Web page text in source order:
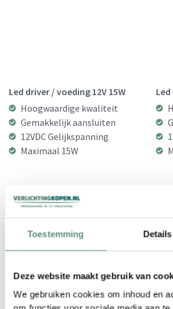
Toestemming Details
Deze website maakt gebruik van
We gebruiken cookies om inhoud en
Led driver / voeding 12V 15W
Hoogwaardige kwaliteit
Gemakkelijk aansluiten
12VDC Gelijkspanning
Maximaal 15W
11.95
Led
€